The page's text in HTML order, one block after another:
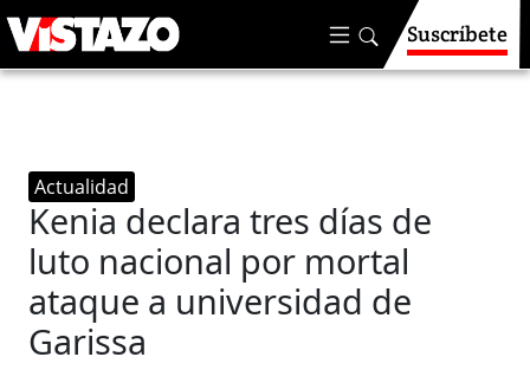
Suscríbete
Actualidad
Kenia declara tres días de
luto nacional por mortal
ataque a universidad de
Garissa